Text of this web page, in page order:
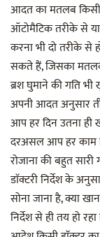
आदत का मतलब
ऑटोमैटिक तरीके से
करना भी दो तरीके
सकते हैं, जिसका
ब्रश घुमाने की गति
अपनी आदत अनुसार
आप हर दिन उतना ही
दरअसल आप हर काम
रोजाना की बहुत
डाॅक्टरी निर्देश के
सोना जाना है, क्या
निर्देश से ही तय हो